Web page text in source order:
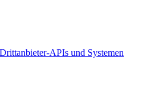
APIs und Systemen